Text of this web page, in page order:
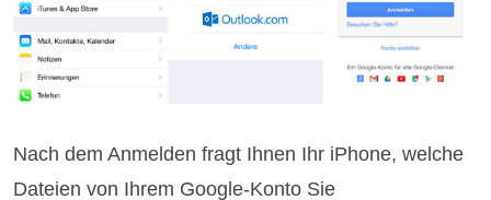
Nach dem Anmelden fragt Ihnen Ihr iPhone, welche
Dateien von Ihrem Google-Konto Sie